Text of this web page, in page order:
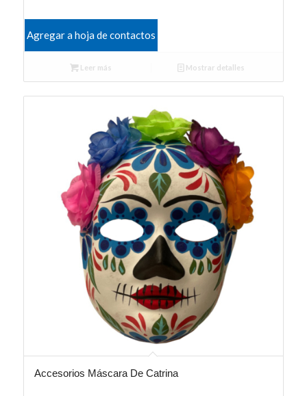
Agregar a hoja de contactos
Leer más Mostrar detalles
Accesorios Máscara De Catrina